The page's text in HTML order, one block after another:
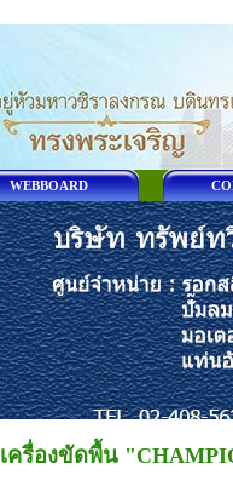
WEBBOARD
เครื่องขัดพื้น